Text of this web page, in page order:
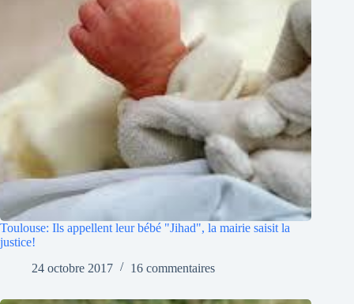
Toulouse: Ils appellent leur bébé "Jihad", la mairie saisit la
justice!
24 octobre 2017
16 commentaires